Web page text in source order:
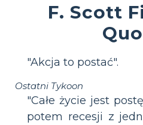
F. Scott
"Akcja to postać".
Ostatni Tykoon
"Całe życie jest
potem recesji z